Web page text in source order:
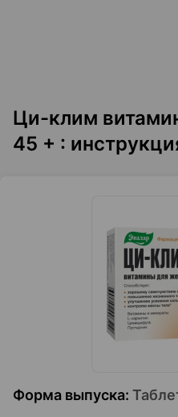
Ци-клим
45 + :
Форма выпуска: